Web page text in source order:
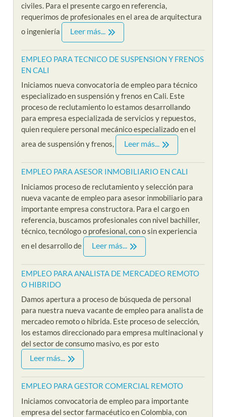
civiles. Para el presente cargo en referencia,
requerimos de profesionales en el area de arquitectura
o ingeniería
Leer más...
EMPLEO PARA TECNICO DE SUSPENSION Y FRENOS
EN CALI
Iniciamos nueva convocatoria de empleo para técnico
especializado en suspensión y frenos en Cali. Este
proceso de reclutamiento lo estamos desarrollando
para empresa especializada de servicios y repuestos,
quien requiere personal mecánico especializado en el
area de suspensión y frenos,
Leer más...
EMPLEO PARA ASESOR INMOBILIARIO EN CALI
Iniciamos proceso de reclutamiento y selección para
nueva vacante de empleo para asesor inmobiliario para
importante empresa constructora. Para el cargo en
referencia, buscamos profesionales con nivel bachiller,
técnico, tecnólogo o profesional, con o sin experiencia
en el desarrollo de
Leer más...
EMPLEO PARA ANALISTA DE MERCADEO REMOTO
O HIBRIDO
Damos apertura a proceso de búsqueda de personal
para nuestra nueva vacante de empleo para analista de
mercadeo remoto o hibrida. Este proceso de selección,
los estamos direccionado para empresa multinacional y
del sector de consumo masivo, es por esto
Leer más...
EMPLEO PARA GESTOR COMERCIAL REMOTO
Iniciamos convocatoria de empleo para importante
empresa del sector farmacéutico en Colombia, con